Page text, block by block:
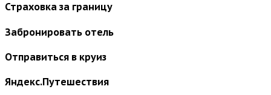
Страховка за границу
Забронировать отель
Отправиться в круиз
Яндекс.Путешествия